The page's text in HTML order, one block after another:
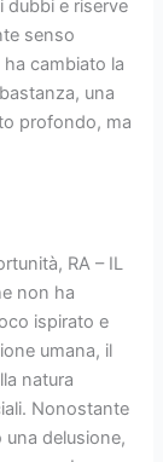
dubbi e riserve
senso
cambiato la
una
profondo, ma
RA – IL
non ha
ispirato e
umana, il
natura
Nonostante
una delusione,